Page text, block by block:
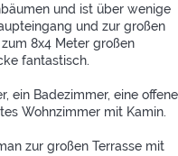
und ist über wenige
und zur großen
8x4 Meter großen
fantastisch.
ein Badezimmer, eine offene
Wohnzimmer mit Kamin.
zur großen Terrasse mit